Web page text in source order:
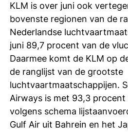
KLM is over juni ook
bovenste regionen van de
Nederlandse
juni 89,7 procent van de
Daarmee komt de KLM op
de ranglijst van de grootste
luchtvaartmaatschappijen.
Airways is met 93,3
volgens schema
Gulf Air uit Bahrein en het